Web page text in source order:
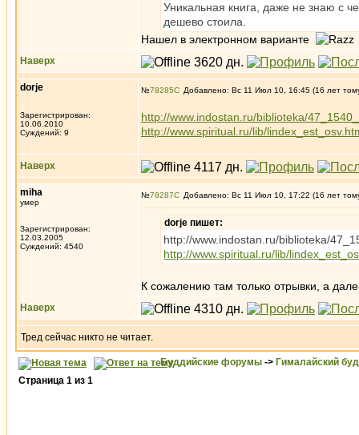
Уникальная книга, даже не знаю с
дешево стоила.
Нашел в электронном варианте
Наверх
dorje
Зарегистрирован:
10.06.2010
Суждений: 9
№78285 Добавлено: Вс 11 Июл 10, 16:45 (16 лет
http://www.indostan.ru/biblioteka/
http://www.spiritual.ru/lib/
Наверх
miha
умер
Зарегистрирован:
12.03.2005
Суждений: 4540
№78287 Добавлено: Вс 11 Июл 10, 17:22 (16 лет
dorje пишет:
http://www.indostan.ru/biblioteka/
http://www.spiritual.ru/lib/
К сожалению там только отрывки, а
Наверх
Тред сейчас никто не читает.
Буддийские форумы -> Гималайский
Страница 1 из 1